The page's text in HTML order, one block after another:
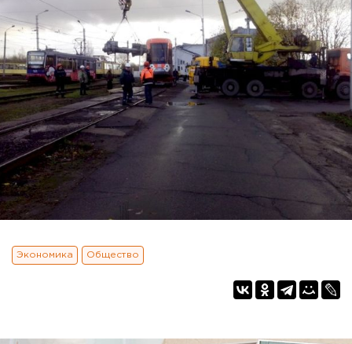
Экономика Общество